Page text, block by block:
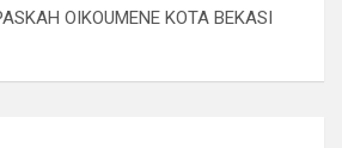
OIKOUMENE KOTA BEKASI